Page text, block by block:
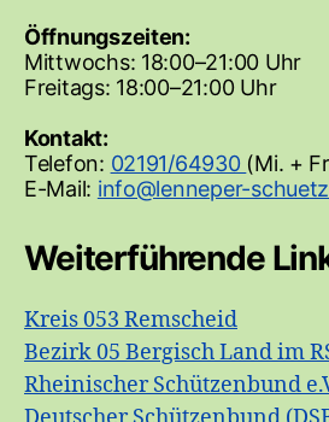
Öffnungszeiten:
Mittwochs: 18:00–21:00 Uhr
Freitags: 18:00–21:00 Uhr
Kontakt:
Telefon: 02191/64930 (Mi. +
E-Mail:
Weiterführende
Kreis 053 Remscheid
Bezirk 05 Bergisch Land im
Rheinischer Schützenbund